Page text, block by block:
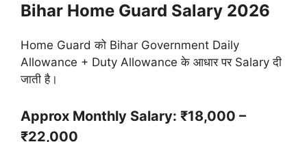
Bihar Home Guard Salary 2026
Home Guard को Bihar Government Daily
Allowance + Duty Allowance के आधार पर Salary दी
जाती है।
Approx Monthly Salary: ₹18,000 –
₹22,000